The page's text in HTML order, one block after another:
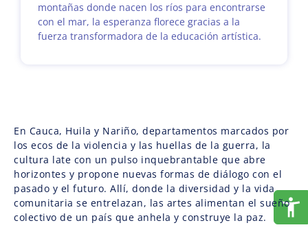
montañas donde nacen los ríos para encontrarse
con el mar, la esperanza florece gracias a la
fuerza transformadora de la educación artística.
En Cauca, Huila y Nariño, departamentos marcados por
los ecos de la violencia y las huellas de la guerra, la
cultura late con un pulso inquebrantable que abre
horizontes y propone nuevas formas de diálogo con el
pasado y el futuro. Allí, donde la diversidad y la vida
comunitaria se entrelazan, las artes alimentan el sueño
colectivo de un país que anhela y construye la paz.